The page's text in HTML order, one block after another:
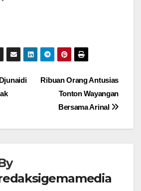
Ribuan Orang Antusias
Tonton Wayangan
Bersama Arinal